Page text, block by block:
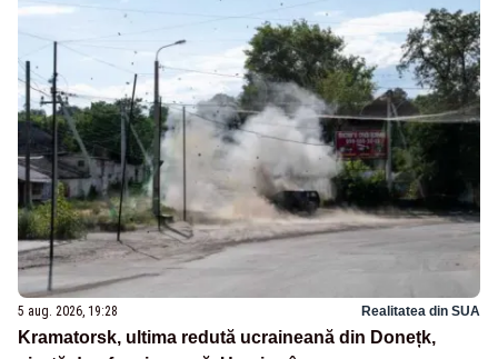
5 aug. 2026, 19:28 Realitatea din SUA
Kramatorsk, ultima redută ucraineană din Donețk,